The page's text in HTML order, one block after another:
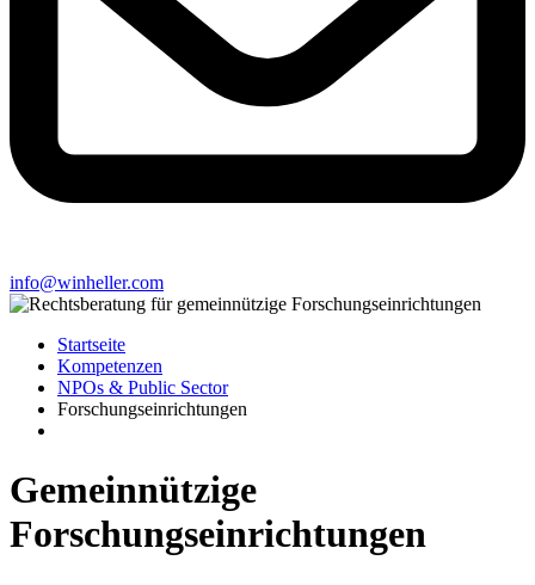
info@winheller.com
Startseite
Kompetenzen
NPOs & Public Sector
Forschungseinrichtungen
Gemeinnützige
Forschungseinrichtungen